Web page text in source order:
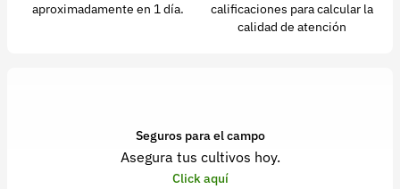
aproximadamente en 1 día.
calificaciones para calcular la
calidad de atención
Seguros para el campo
Asegura tus cultivos hoy.
Click aquí